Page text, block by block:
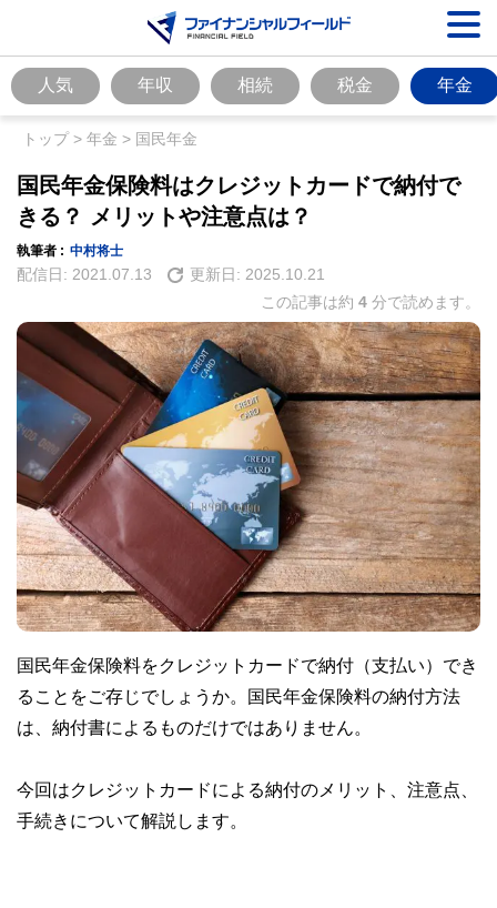
人気 年収 相続 税金 年金
トップ> 年金 > 国民年金
国民年金保険料はクレジットカードで納付で
きる？ メリットや注意点は？
執筆者 : 中村将士
配信日: 2021.07.13 更新日: 2025.10.21
この記事は約 4 分で読めます。
国民年金保険料をクレジットカードで納付（支払い）でき
ることをご存じでしょうか。国民年金保険料の納付方法
は、納付書によるものだけではありません。
今回はクレジットカードによる納付のメリット、注意点、
手続きについて解説します。